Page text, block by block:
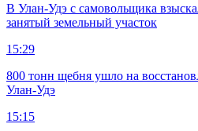
В Улан-Удэ с самовольщика
занятый земельный участок
15:29
800 тонн щебня ушло на
Улан-Удэ
15:15